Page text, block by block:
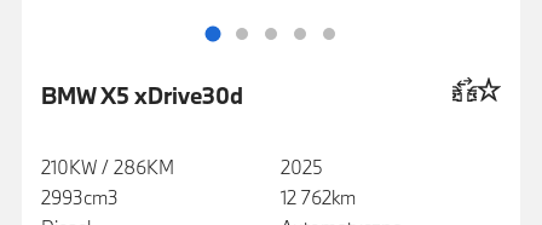
BMW X5 xDrive30d
210KW / 286KM
2993cm3
2025
12 762km